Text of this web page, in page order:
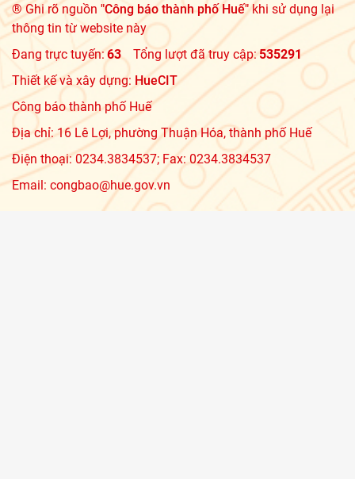
® Ghi rõ nguồn "Công báo thành phố Huế"khi sử dụng lại
thông tin từ website này
Đang trực tuyến:63 Tổng lượt đã truy cập:535291
Thiết kế và xây dựng: HueCIT
Công báo thành phố Huế
Địa chỉ: 16 Lê Lợi, phường Thuận Hóa, thành phố Huế
Điện thoại: 0234.3834537; Fax: 0234.3834537
Email: congbao@hue.gov.vn